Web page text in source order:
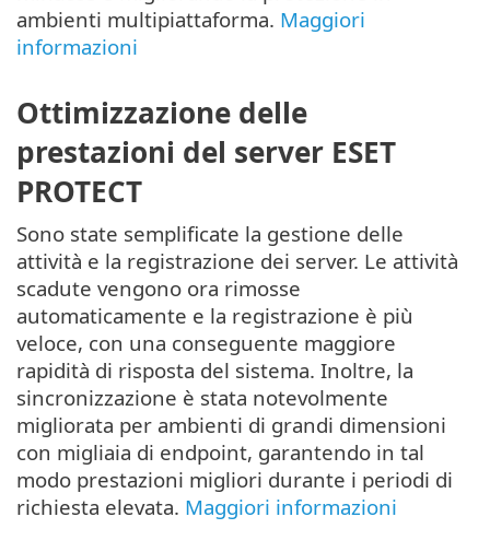
ambienti multipiattaforma. Maggiori
informazioni
Ottimizzazione delle
prestazioni del server ESET
PROTECT
Sono state semplificate la gestione delle
attività e la registrazione dei server. Le attività
scadute vengono ora rimosse
automaticamente e la registrazione è più
veloce, con una conseguente maggiore
rapidità di risposta del sistema. Inoltre, la
sincronizzazione è stata notevolmente
migliorata per ambienti di grandi dimensioni
con migliaia di endpoint, garantendo in tal
modo prestazioni migliori durante i periodi di
richiesta elevata. Maggiori informazioni